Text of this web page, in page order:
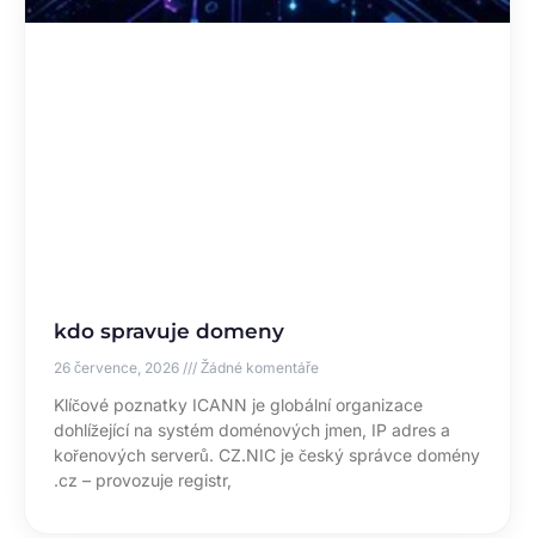
kdo spravuje domeny
26 července, 2026 Žádné komentáře
Klíčové poznatky ICANN je globální organizace
dohlížející na systém doménových jmen, IP adres a
kořenových serverů. CZ.NIC je český správce domény
.cz – provozuje registr,